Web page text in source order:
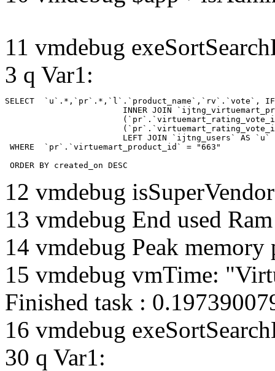
11 vmdebug
3 q Var1:
SELECT  `u`.*,`pr`.*,`l`.`product_name`,`rv`.`vote`,
WHERE  `pr`.`virtuemart_product_id` = "663"
ORDER BY created_on DESC
12 vmdebug
13 vmdebug End used
14 vmdebug Peak memory
15 vmdebug vmTime:
Finished task :
16 vmdebug
30 q Var1: